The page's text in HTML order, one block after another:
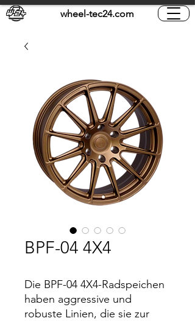
wheel-tec24.com
BPF-04 4X4
Die BPF-04 4X4-Radspeichen
haben aggressive und
robuste Linien, die sie zur